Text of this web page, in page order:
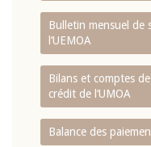
Bulletin mensuel de
l‘UEMOA
Bilans et comptes
crédit de l‘UMOA
Balance des